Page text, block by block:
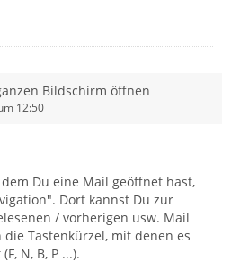
Bildschirm öffnen
12:50
Du eine Mail geöffnet hast,
Dort kannst Du zur
/ vorherigen usw. Mail
Tastenkürzel, mit denen es
N, B, P ...).